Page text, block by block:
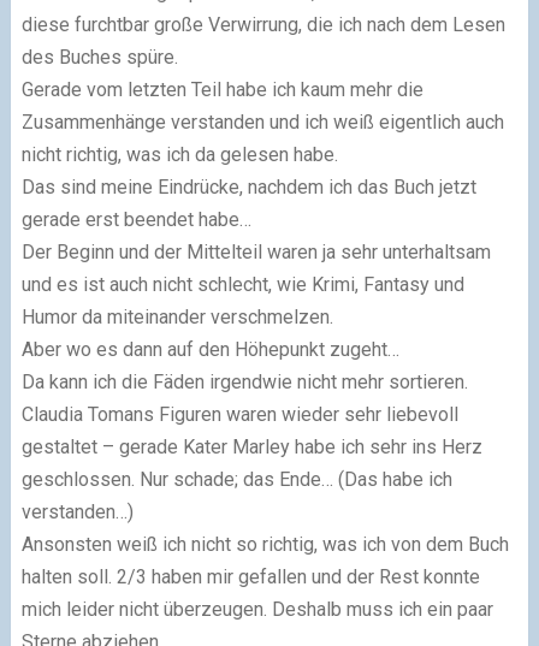
diese furchtbar große Verwirrung, die ich nach dem Lesen
des Buches spüre.
Gerade vom letzten Teil habe ich kaum mehr die
Zusammenhänge verstanden und ich weiß eigentlich auch
nicht richtig, was ich da gelesen habe.
Das sind meine Eindrücke, nachdem ich das Buch jetzt
gerade erst beendet habe…
Der Beginn und der Mittelteil waren ja sehr unterhaltsam
und es ist auch nicht schlecht, wie Krimi, Fantasy und
Humor da miteinander verschmelzen.
Aber wo es dann auf den Höhepunkt zugeht…
Da kann ich die Fäden irgendwie nicht mehr sortieren.
Claudia Tomans Figuren waren wieder sehr liebevoll
gestaltet – gerade Kater Marley habe ich sehr ins Herz
geschlossen. Nur schade; das Ende… (Das habe ich
verstanden…)
Ansonsten weiß ich nicht so richtig, was ich von dem Buch
halten soll. 2/3 haben mir gefallen und der Rest konnte
mich leider nicht überzeugen. Deshalb muss ich ein paar